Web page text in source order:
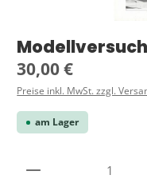
Regulärer Preis:
30,00 €
Preise inkl. MwSt. zzgl.
am Lager
Produkt Anzahl: